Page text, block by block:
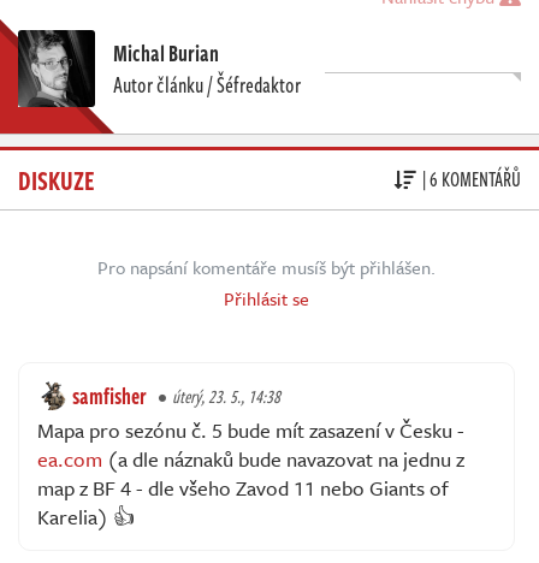
Michal Burian
Autor článku / Šéfredaktor
DISKUZE | 6 KOMENTÁŘŮ
Pro napsání komentáře musíš být přihlášen.
Přihlásit se
samfisher úterý, 23. 5., 14:38
Mapa pro sezónu č. 5 bude mít zasazení v Česku -
ea.com (a dle náznaků bude navazovat na jednu z
map z BF 4 - dle všeho Zavod 11 nebo Giants of
Karelia) 👍